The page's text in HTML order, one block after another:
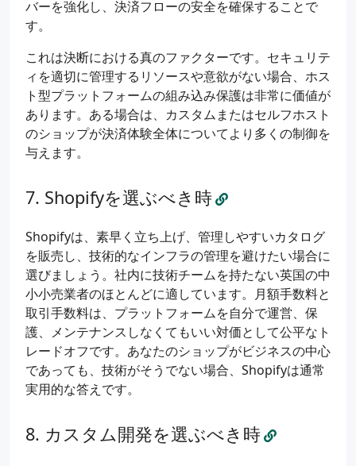
バーを強化し、決済フローの安全を確保することで
す。
これは決断における真のファクターです。セキュリテ
ィを適切に管理するリソースや意欲がない場合、ホス
ト型プラットフォームの組み込み保護は非常に価値が
あります。ある場合は、カスタムまたはセルフホスト
のショップが決済体験全体についてより多くの制御を
与えます。
Shopifyを選ぶべき時
Shopifyは、素早く立ち上げ、管理しやすいカタログ
を販売し、技術的なインフラの管理を避けたい場合に
選びましょう。社内に技術チームを持たない英国の中
小小売業者のほとんどに適しています。月額手数料と
取引手数料は、プラットフォームを自分で運営、保
護、メンテナンスしなくてもいい対価として公平なト
レードオフです。あなたのショップがビジネスの中心
であっても、技術がそうでない場合、Shopifyは通常
実用的な答えです。
カスタム開発を選ぶべき時